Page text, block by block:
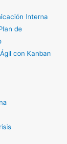
Interna
de
con Kanban